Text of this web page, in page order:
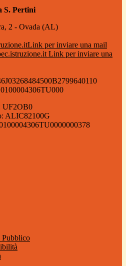
S. Pertini
2 - Ovada (AL)
Link per inviare una mail
Link per inviare una
UF2OB0
ALIC82100G